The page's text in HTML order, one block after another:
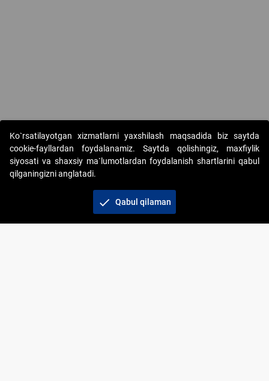
Copyright © 2017-2026. "Elektron onlayn-auksionlarni
tashkil etish" AJ. Barcha huquqlar himoyalangan
Ko`rsatilayotgan xizmatlarni yaxshilash maqsadida biz saytda
cookie-fayllardan foydalanamiz. Saytda qolishingiz, maxfiylik
siyosati va shaxsiy ma`lumotlardan foydalanish shartlarini qabul
qilganingizni anglatadi.
check Qabul qilaman